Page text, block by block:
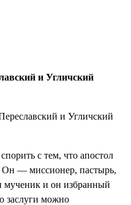
и Угличский
и Угличский
с тем, что апостол
Он — миссионер, пастырь,
мученик и он избранный
заслуги можно